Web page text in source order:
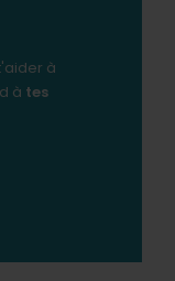
à
à tes